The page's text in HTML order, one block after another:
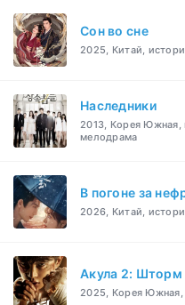
Cон во сне
2025, Китай,
Наследники
2013, Корея Южная,
мелодрама
В погоне за
2026, Китай,
Акула 2: Шторм
2025, Корея Южная,